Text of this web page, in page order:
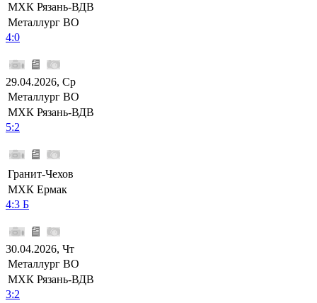
МХК Рязань-ВДВ
Металлург ВО
4:0
29.04.2026, Ср
Металлург ВО
МХК Рязань-ВДВ
5:2
Гранит-Чехов
МХК Ермак
4:3 Б
30.04.2026, Чт
Металлург ВО
МХК Рязань-ВДВ
3:2